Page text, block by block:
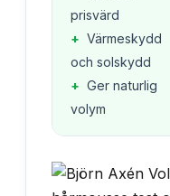
prisvärd
+ Värmeskydd
och solskydd
+ Ger naturlig
volym